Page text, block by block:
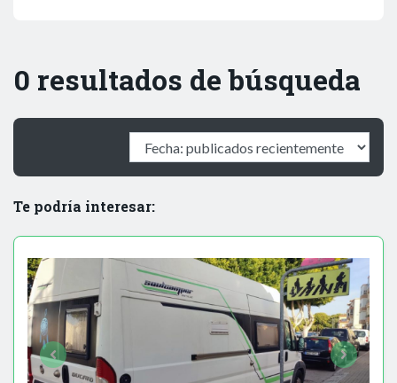
0 resultados de búsqueda
Te podría interesar: